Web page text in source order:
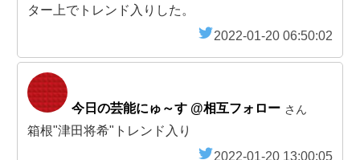
ター上でトレンド入りした。
2022-01-20 06:50:02
今日の芸能にゅ～す @相互フォロー さん
箱根"津田将希"トレンド入り
2022-01-20 13:00:05